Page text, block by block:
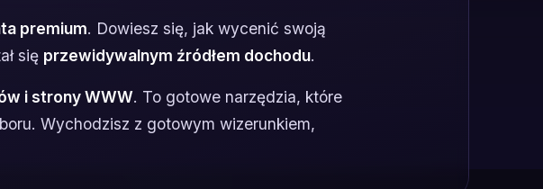
premium. Dowiesz się, jak wycenić swoją
się przewidywalnym źródłem dochodu.
i strony WWW. To gotowe narzędzia, które
Wychodzisz z gotowym wizerunkiem,